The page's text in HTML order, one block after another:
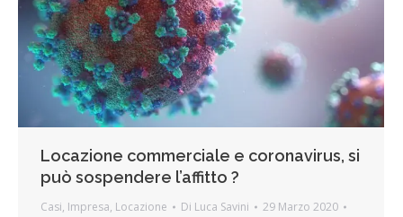
Locazione commerciale e coronavirus, si
può sospendere l’affitto ?
Casi, Impresa, Locazione Di Luca Savini
29 Marzo 2020